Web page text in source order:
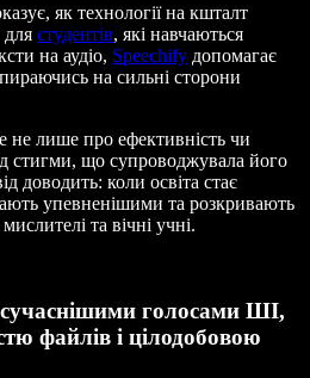
як технології на кшталт
для студентів, які навчаються
на аудіо, Speechify допомагає
на сильні сторони
лише про ефективність чи
стигми, що супроводжувала його
доводить: коли освіта стає
упевненішими та розкривають
та вічні учні.
голосами ШІ,
файлів і цілодобовою